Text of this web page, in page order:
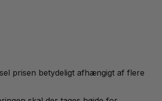
prisen betydeligt afhængigt af flere